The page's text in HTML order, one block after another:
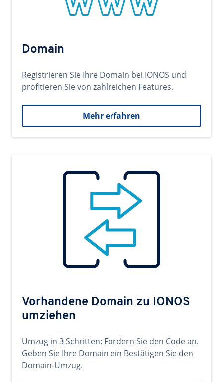
Domain
Registrieren Sie Ihre Domain bei IONOS und
profitieren Sie von zahlreichen Features.
Mehr erfahren
Vorhandene Domain zu IONOS
umziehen
Umzug in 3 Schritten: Fordern Sie den Code an.
Geben Sie Ihre Domain ein Bestätigen Sie den
Domain-Umzug.